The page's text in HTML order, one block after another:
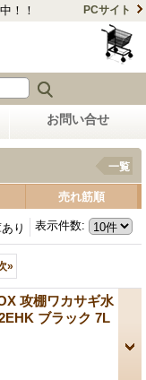
！！ PCサイト
お問い合せ
一覧
売れ筋順
表示件数:
り
»
攻棚ワカサギ水
ブラック 7L